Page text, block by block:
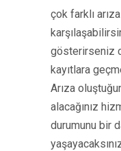
çok farklı
gösterirseniz
kayıtlara
Arıza
alacağınız
durumunu bir